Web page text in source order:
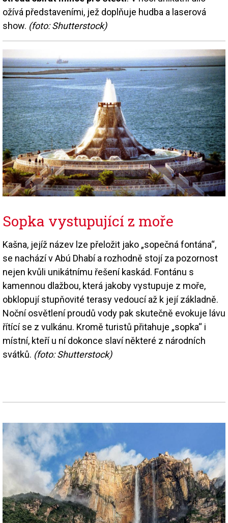
ožívá představeními, jež doplňuje hudba a laserová
show. (foto: Shutterstock)
Sopka vystupující z moře
Kašna, jejíž název lze přeložit jako „sopečná fontána“,
se nachází v Abú Dhabí a rozhodně stojí za pozornost
nejen kvůli unikátnímu řešení kaskád. Fontánu s
kamennou dlažbou, která jakoby vystupuje z moře,
obklopují stupňovité terasy vedoucí až k její základně.
Noční osvětlení proudů vody pak skutečně evokuje lávu
řítící se z vulkánu. Kromě turistů přitahuje „sopka“ i
místní, kteří u ní dokonce slaví některé z národních
svátků. (foto: Shutterstock)
Image